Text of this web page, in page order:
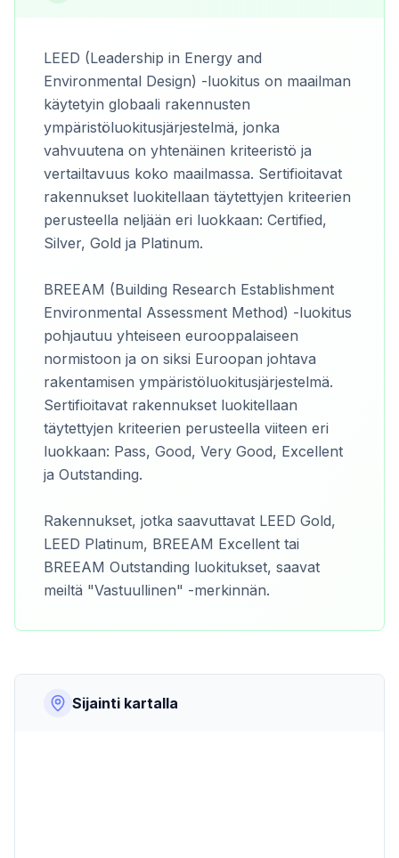
LEED (Leadership in Energy and
Environmental Design) -luokitus on maailman
käytetyin globaali rakennusten
ympäristöluokitusjärjestelmä, jonka
vahvuutena on yhtenäinen kriteeristö ja
vertailtavuus koko maailmassa. Sertifioitavat
rakennukset luokitellaan täytettyjen kriteerien
perusteella neljään eri luokkaan: Certified,
Silver, Gold ja Platinum.
BREEAM (Building Research Establishment
Environmental Assessment Method) -luokitus
pohjautuu yhteiseen eurooppalaiseen
normistoon ja on siksi Euroopan johtava
rakentamisen ympäristöluokitusjärjestelmä.
Sertifioitavat rakennukset luokitellaan
täytettyjen kriteerien perusteella viiteen eri
luokkaan: Pass, Good, Very Good, Excellent
ja Outstanding.
Rakennukset, jotka saavuttavat LEED Gold,
LEED Platinum, BREEAM Excellent tai
BREEAM Outstanding luokitukset, saavat
meiltä "Vastuullinen" -merkinnän.
Sijainti kartalla